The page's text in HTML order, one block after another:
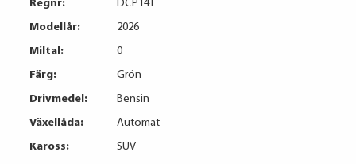
Regnr:
DCP14T
Modellår:
2026
Miltal:
0
Färg:
Grön
Drivmedel:
Bensin
Växellåda:
Automat
Kaross:
SUV